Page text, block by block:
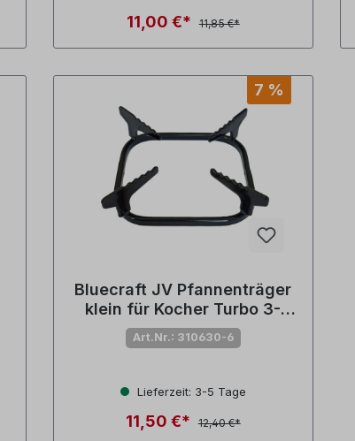
11,00 €* 11,85 €*
7 %
Bluecraft JV Pfannenträger
klein für Kocher Turbo 3-
flammig (Nr.805192)
Art.Nr.: 310630-6
Lieferzeit: 3-5 Tage
11,50 €* 12,40 €*